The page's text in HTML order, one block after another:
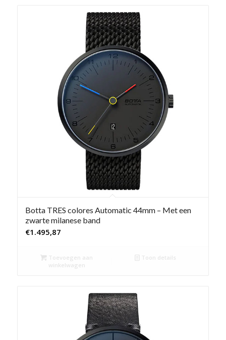
Botta TRES colores Automatic 44mm – Met een
zwarte milanese band
€1.495,87
Toevoegen aan
winkelwagen
Toon details